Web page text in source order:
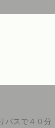
バスで４０分